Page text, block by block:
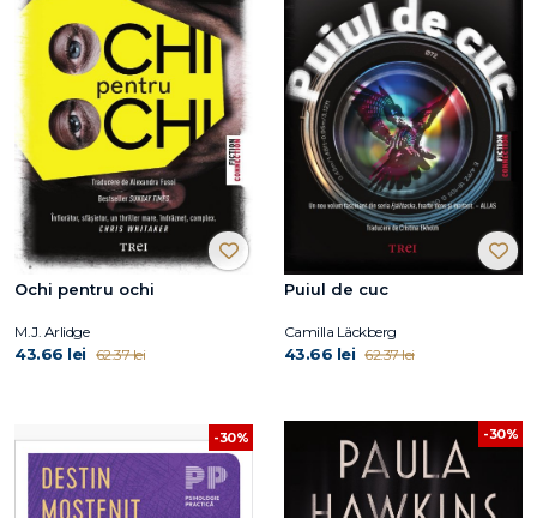
Ochi pentru ochi
M.J. Arlidge
43.66 lei 62.37 lei
Puiul de cuc
Camilla Läckberg
43.66 lei 62.37 lei
-30% -30%